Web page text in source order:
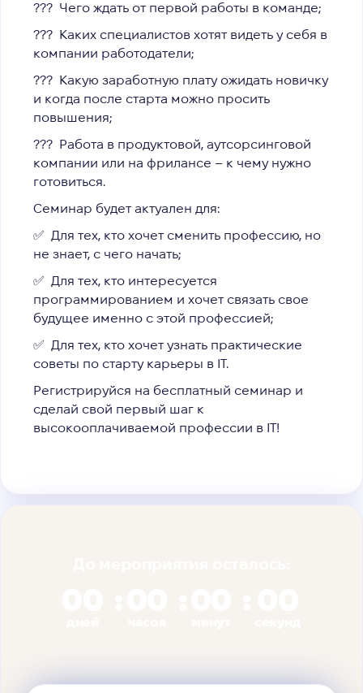
??‍? Чего ждать от первой работы в команде;
??‍? Каких специалистов хотят видеть у себя в
компании работодатели;
??‍? Какую заработную плату ожидать новичку
и когда после старта можно просить
повышения;
??‍? Работа в продуктовой, аутсорсинговой
компании или на фрилансе – к чему нужно
готовиться.
Семинар будет актуален для:
✅ Для тех, кто хочет сменить профессию, но
не знает, с чего начать;
✅ Для тех, кто интересуется
программированием и хочет связать свое
будущее именно с этой профессией;
✅ Для тех, кто хочет узнать практические
советы по старту карьеры в IТ.
Регистрируйся на бесплатный семинар и
сделай свой первый шаг к
высокооплачиваемой профессии в IT!